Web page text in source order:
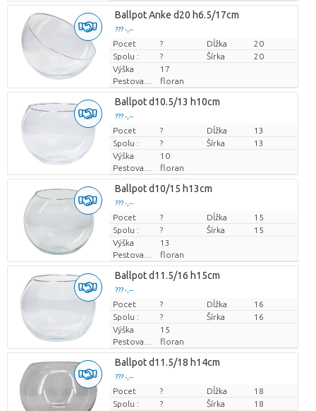
Ballpot Anke d20 h6.5/17cm
??? -,--
Cena za kus
Pocet ? Dĺžka
20
Spolu :
? Šírka
20
Výška
17
floran
Ballpot d10.5/13 h10cm
??? -,--
Cena za kus
Pocet ? Dĺžka
13
Spolu :
? Šírka
13
Výška
10
floran
Ballpot d10/15 h13cm
??? -,--
Cena za kus
Pocet ? Dĺžka
15
Spolu :
? Šírka
15
Výška
13
floran
Ballpot d11.5/16 h15cm
??? -,--
Cena za kus
Pocet ? Dĺžka
16
Spolu :
? Šírka
16
Výška
15
floran
Ballpot d11.5/18 h14cm
??? -,--
Cena za kus
Pocet ? Dĺžka
18
Spolu :
? Šírka
18